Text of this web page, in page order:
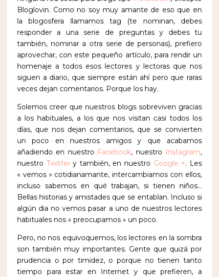
Bloglovin. Como no soy muy amante de eso que en
la blogosfera llamamos tag (te nominan, debes
responder a una serie de preguntas y debes tu
también, nominar a otra serie de personas), prefiero
aprovechar, con este pequeño artículo, para rendir un
homenaje a todos esos lectores y lectoras que nos
siguen a diario, que siempre están ahí pero que raras
veces dejan comentarios. Porque los hay.
Solemos creer que nuestros blogs sobreviven gracias
a los habituales, a los que nos visitan casi todos los
días, que nos dejan comentarios, que se convierten
un poco en nuestros amigos y que acabamos
añadiendo en nuestro Facebook, nuestro Instagram,
nuestro Twittery también, en nuestro Google +. Les
« vemos » cotidianamante, intercambiamos con ellos,
incluso sabemos en qué trabajan, si tienen niños…
Bellas historias y amistades que se entablan. Incluso si
algún dia no vemos pasar a uno de nuestros lectores
habituales nos « preocupamos » un poco.
Pero, no nos equivoquemos, los lectores en la sombra
son también muy importantes. Gente que quizá por
prudencia o por timidez, o porque no tienen tanto
tiempo para estar en Internet y que prefieren, a